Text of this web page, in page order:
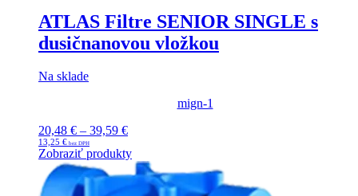
ATLAS Filtre SENIOR SINGLE s
dusičnanovou vložkou
Na sklade
mign-1
20,48 € – 39,59 €
20,48 €
through
39,59 €
13,25 €
Zobraziť produkty